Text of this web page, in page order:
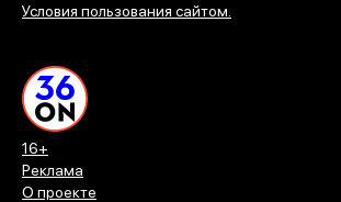
16+
Реклама
О проекте
Условия пользования сайтом.